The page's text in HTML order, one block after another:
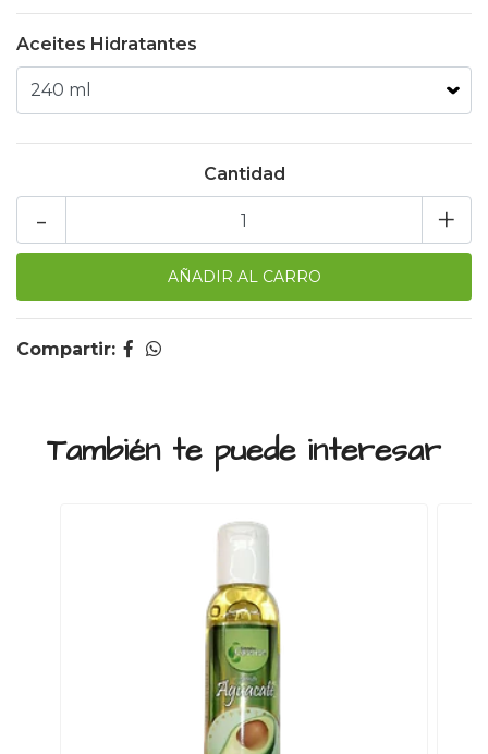
Aceites Hidratantes
Cantidad
+
-
Compartir:
También te puede interesar